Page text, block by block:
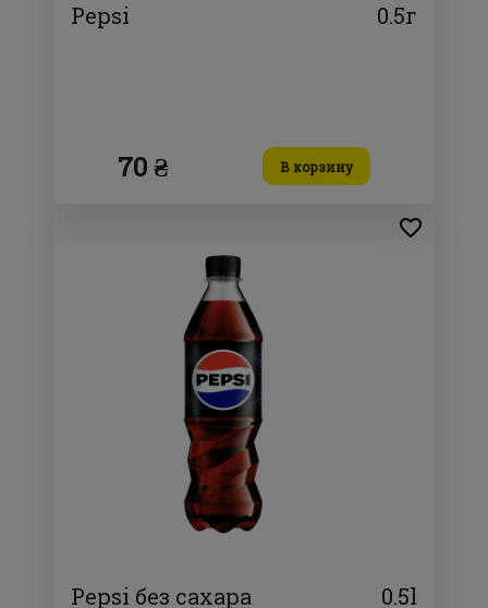
Pepsi 0.5г
70 ₴ В корзину
Pepsi без сахара 0.5l